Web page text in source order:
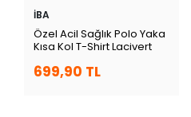
İBA
Özel Acil Sağlık Polo Yaka
Kısa Kol T-Shirt Lacivert
699,90 TL